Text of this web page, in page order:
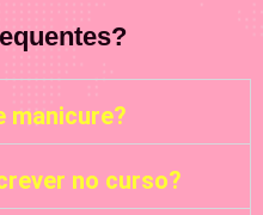
manicure?
no curso?